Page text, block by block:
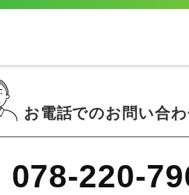
お電話でのお問い合
078-220-